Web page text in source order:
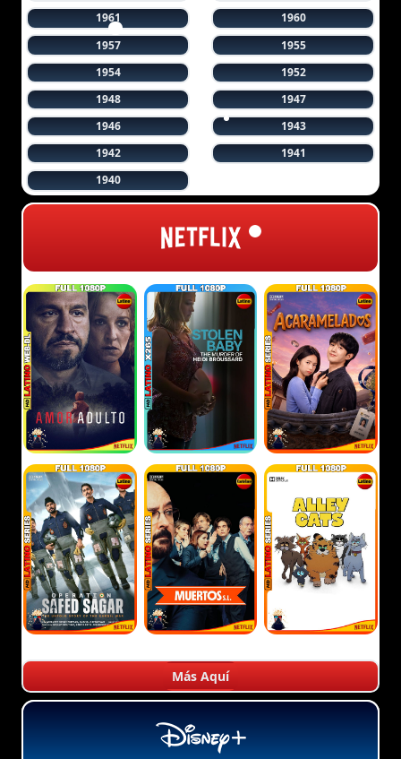
1961
1960
1957
1955
1954
1952
1948
1947
1946
1943
1942
1941
1940
Más Aquí